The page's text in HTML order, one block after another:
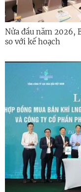
Nửa đầu năm 2026,
so với kế hoạch